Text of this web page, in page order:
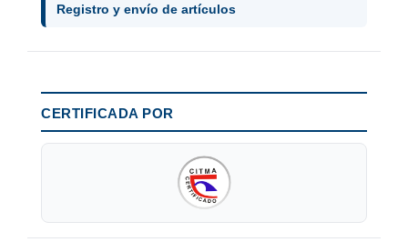
Registro y envío de artículos
CERTIFICADA POR